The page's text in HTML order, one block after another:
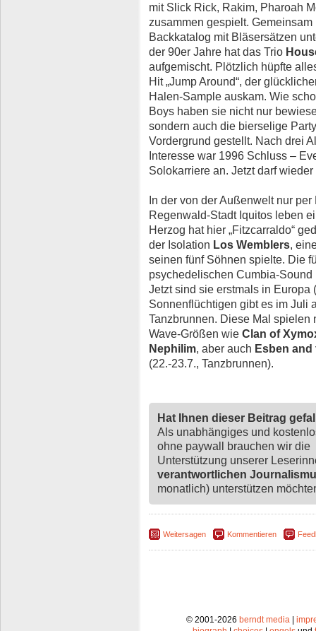
mit Slick Rick, Rakim, Pharoah
zusammen gespielt.
Backkatalog mit Bläsersätzen
der 90er Jahre hat das Trio
aufgemischt. Plötzlich hüpfte
Hit „Jump Around“, der
Halen-Sample auskam. Wie
Boys haben sie nicht nur
sondern auch die bierselige
Vordergrund gestellt. Nach drei
Interesse war 1996 Schluss –
Solokarriere an. Jetzt darf
In der von der Außenwelt nur
Regenwald-Stadt Iquitos leben
Herzog hat hier „Fitzcarraldo“
der Isolation Los Wemblers,
seinen fünf Söhnen spielte. Die
psychedelischen Cumbia-
Jetzt sind sie erstmals in Europa
Sonnenflüchtigen gibt es im Juli
Tanzbrunnen. Diese Mal
Wave-Größen wie Clan of
Nephilim, aber auch Esben
(22.-23.7., Tanzbrunnen).
Hat Ihnen dieser Beitrag
Als unabhängiges und
ohne paywall brauchen wir die
Unterstützung unserer
verantwortlichen
monatlich) unterstützen
Weitersagen Kommentieren
© 2001-2026 berndt media|